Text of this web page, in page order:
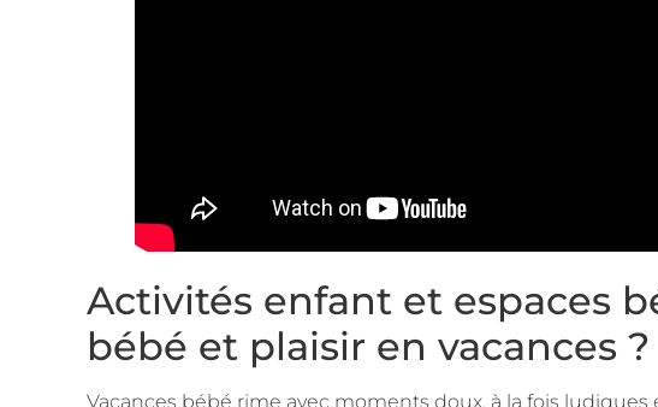
Activités enfant et espaces
bébé et plaisir en vacances ?
Vacances bébé rime avec moments doux, à la fois